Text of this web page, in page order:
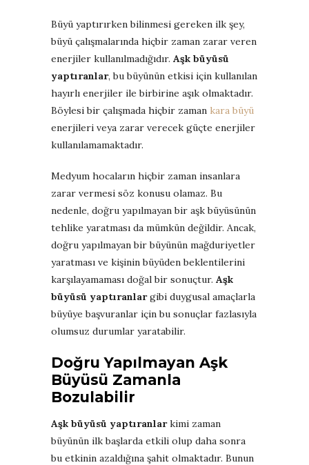
Büyü yaptırırken bilinmesi gereken ilk şey,
büyü çalışmalarında hiçbir zaman zarar veren
enerjiler kullanılmadığıdır. Aşk büyüsü
yaptıranlar, bu büyünün etkisi için kullanılan
hayırlı enerjiler ile birbirine aşık olmaktadır.
Böylesi bir çalışmada hiçbir zaman kara büyü
enerjileri veya zarar verecek güçte enerjiler
kullanılamamaktadır.
Medyum hocaların hiçbir zaman insanlara
zarar vermesi söz konusu olamaz. Bu
nedenle, doğru yapılmayan bir aşk büyüsünün
tehlike yaratması da mümkün değildir. Ancak,
doğru yapılmayan bir büyünün mağduriyetler
yaratması ve kişinin büyüden beklentilerini
karşılayamaması doğal bir sonuçtur. Aşk
büyüsü yaptıranlargibi duygusal amaçlarla
büyüye başvuranlar için bu sonuçlar fazlasıyla
olumsuz durumlar yaratabilir.
Doğru Yapılmayan Aşk
Büyüsü Zamanla
Bozulabilir
Aşk büyüsü yaptıranlarkimi zaman
büyünün ilk başlarda etkili olup daha sonra
bu etkinin azaldığına şahit olmaktadır. Bunun